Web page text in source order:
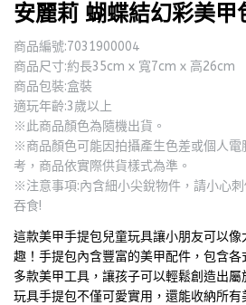
安麗莉 蝴蝶結幻彩美甲
商品編號:7031900004
商品尺寸:約長35cm x 寬7cm x 高26cm
商品包裝:盒裝
適玩年齡:3歲以上
※此商品顏色為隨機出貨。
※商品顏色可能因拍攝產生色差或個人電
考，商品依實際供貨樣式為準。
※注意事項:內含細小尖銳物件，請小心
吞食!
這款美甲手提包兒童玩具讓小朋友可以
趣！手提包內含豐富的美甲配件，包含
多款美甲工具，讓孩子可以輕鬆創造出屬
玩具手提包不僅可愛實用，還能收納所